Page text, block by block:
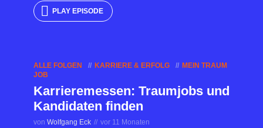
PLAY EPISODE
ALLE FOLGEN KARRIERE & ERFOLG
MEIN TRAUM
JOB
Karrieremessen: Traumjobs und
Kandidaten finden
von Wolfgang Eck vor 11 Monaten